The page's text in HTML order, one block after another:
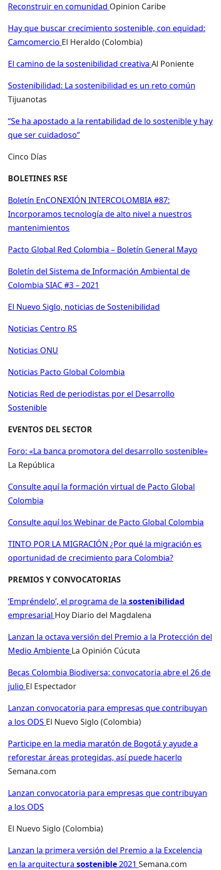
Reconstruir en comunidad Opinion Caribe
Hay que buscar crecimiento sostenible, con equidad:
Camcomercio El Heraldo (Colombia)
El camino de la sostenibilidad creativa Al Poniente
Sostenibilidad: La sostenibilidad es un reto común
Tijuanotas
“Se ha apostado a la rentabilidad de lo sostenible y hay
que ser cuidadoso”
Cinco Días
BOLETINES RSE
Boletín EnCONEXIÓN INTERCOLOMBIA #87:
Incorporamos tecnología de alto nivel a nuestros
mantenimientos
Pacto Global Red Colombia – Boletín General Mayo
Boletín del Sistema de Información Ambiental de
Colombia SIAC #3 – 2021
El Nuevo Siglo, noticias de Sostenibilidad
Noticias Centro RS
Noticias ONU
Noticias Pacto Global Colombia
Noticias Red de periodistas por el Desarrollo
Sostenible
EVENTOS DEL SECTOR
Foro: «La banca promotora del desarrollo sostenible»
La República
Consulte aquí la formación virtual de Pacto Global
Colombia
Consulte aquí los Webinar de Pacto Global Colombia
TINTO POR LA MIGRACIÓN ¿Por qué la migración es
oportunidad de crecimiento para Colombia?
PREMIOS Y CONVOCATORIAS
‘Empréndelo’, el programa de la sostenibilidad
empresarial Hoy Diario del Magdalena
Lanzan la octava versión del Premio a la Protección del
Medio Ambiente La Opinión Cúcuta
Becas Colombia Biodiversa: convocatoria abre el 26 de
julio El Espectador
Lanzan convocatoria para empresas que contribuyan
a los ODS El Nuevo Siglo (Colombia)
Participe en la media maratón de Bogotá y ayude a
reforestar áreas protegidas, así puede hacerlo
Semana.com
Lanzan convocatoria para empresas que contribuyan
a los ODS
El Nuevo Siglo (Colombia)
Lanzan la primera versión del Premio a la Excelencia
en la arquitectura sostenible2021 Semana.com